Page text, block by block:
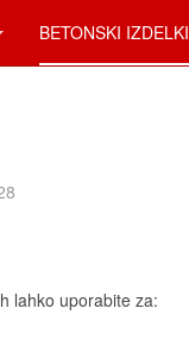
BETONSKI IZDELKI
lahko uporabite za: